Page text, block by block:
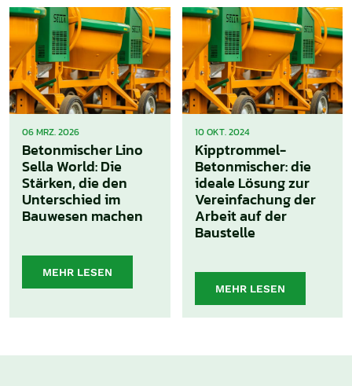
06 MRZ. 2026
Betonmischer Lino
Sella World: Die
Stärken, die den
Unterschied im
Bauwesen machen
MEHR LESEN
10 OKT. 2024
Kipptrommel-
Betonmischer: die
ideale Lösung zur
Vereinfachung der
Arbeit auf der
Baustelle
MEHR LESEN